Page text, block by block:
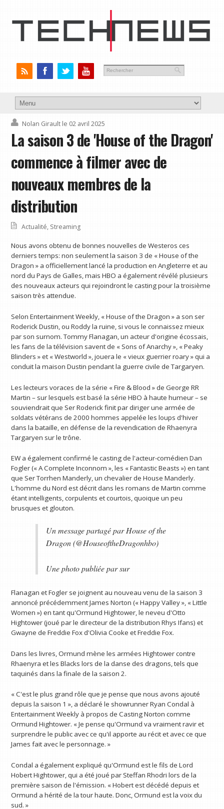
Nolan Girault le 02 avril 2025
La saison 3 de 'House of the Dragon'
commence à filmer avec de
nouveaux membres de la
distribution
Actualité, Streaming
Nous avons obtenu de bonnes nouvelles de Westeros ces
derniers temps: non seulement la saison 3 de « House of the
Dragon » a officiellement lancé la production en Angleterre et au
nord du Pays de Galles, mais HBO a également révélé plusieurs
des nouveaux acteurs qui rejoindront le casting pour la troisième
saison très attendue.
Selon Entertainment Weekly, « House of the Dragon » a son ser
Roderick Dustin, ou Roddy la ruine, si vous le connaissez mieux
par son surnom. Tommy Flanagan, un acteur d'origine écossais,
les fans de la télévision savent de « Sons of Anarchy », « Peaky
Blinders » et « Westworld », jouera le « vieux guerrier roary » qui a
conduit la maison Dustin pendant la guerre civile de Targaryen.
Les lecteurs voraces de la série « Fire & Blood » de George RR
Martin – sur lesquels est basé la série HBO à haute humeur – se
souviendrait que Ser Roderick finit par diriger une armée de
soldats vétérans de 2000 hommes appelée les loups d'hiver
dans la bataille, en défense de la revendication de Rhaenyra
Targaryen sur le trône.
EW a également confirmé le casting de l'acteur-comédien Dan
Fogler (« A Complete Inconnom », les « Fantastic Beasts ») en tant
que Ser Torrhen Manderly, un chevalier de House Manderly.
L'homme du Nord est décrit dans les romans de Martin comme
étant intelligents, corpulents et courtois, quoique un peu
brusques et glouton.
Un message partagé par House of the
Dragon (@HouseoftheDragonhbo)
Une photo publiée par sur
Flanagan et Fogler se joignent au nouveau venu de la saison 3
annoncé précédemment James Norton (« Happy Valley », « Little
Women ») en tant qu'Ormund Hightower, le neveu d'Otto
Hightower (joué par le directeur de la distribution Rhys Ifans) et
Gwayne de Freddie Fox d'Olivia Cooke et Freddie Fox.
Dans les livres, Ormund mène les armées Hightower contre
Rhaenyra et les Blacks lors de la danse des dragons, tels que
taquinés dans la finale de la saison 2.
« C'est le plus grand rôle que je pense que nous avons ajouté
depuis la saison 1 », a déclaré le showrunner Ryan Condal à
Entertainment Weekly à propos de Casting Norton comme
Ormund Hightower. « Je pense qu'Ormund va vraiment ravir et
surprendre le public avec ce qu'il apporte au récit et avec ce que
James fait avec le personnage. »
Condal a également expliqué qu'Ormund est le fils de Lord
Hobert Hightower, qui a été joué par Steffan Rhodri lors de la
première saison de l'émission. « Hobert est décédé depuis et
Ormund a hérité de la tour haute. Donc, Ormund est la voix du
sud. »